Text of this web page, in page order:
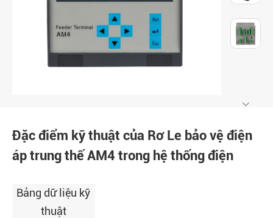
Đặc điểm kỹ thuật của Rơ Le bảo vệ điện
áp trung thế AM4 trong hệ thống điện
Bảng dữ liệu kỹ
thuật